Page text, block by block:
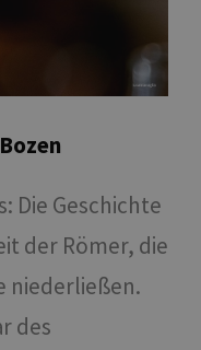
Die Geschichte
der Römer, die
niederließen.
des